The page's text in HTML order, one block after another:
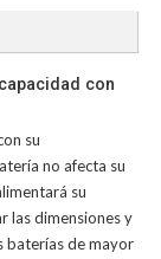
con
su
no afecta su
su
las dimensiones y
baterías de mayor